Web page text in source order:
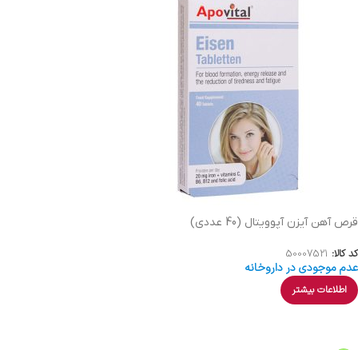
قرص آهن آیزن آپوویتال (40 عددی)
کد کالا: 50007521
عدم موجودی در داروخانه
اطلاعات بیشتر